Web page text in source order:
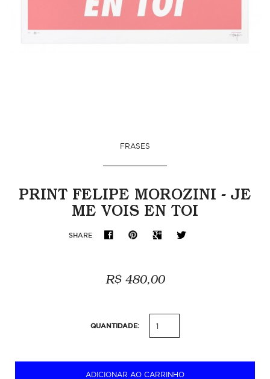
FRASES
PRINT FELIPE MOROZINI - JE
ME VOIS EN TOI
SHARE
R$ 480,00
QUANTIDADE:
ADICIONAR AO CARRINHO